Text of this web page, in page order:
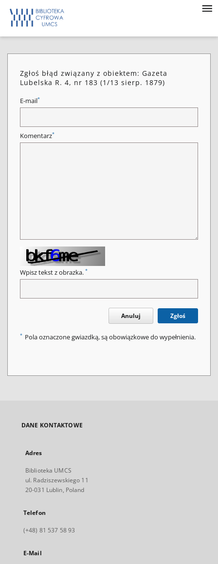
Zgłoś błąd związany z obiektem: Gazeta
Lubelska R. 4, nr 183 (1/13 sierp. 1879)
E-mail*
Komentarz*
Wpisz tekst z obrazka. *
Anuluj Zgłoś
* Pola oznaczone gwiazdką, są obowiązkowe do wypełnienia.
DANE KONTAKTOWE
Adres
Biblioteka UMCS
ul. Radziszewskiego 11
20-031 Lublin, Poland
Telefon
(+48) 81 537 58 93
E-Mail